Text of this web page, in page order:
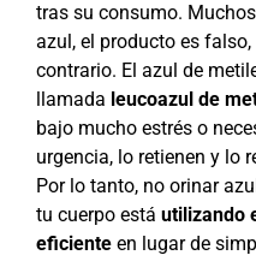
tras su consumo.
azul, el producto es
contrario. El azul de
llamada leucoazul de
bajo mucho estrés o
urgencia, lo retienen y lo
Por lo tanto, no orinar
tu cuerpo está utilizando
eficienteen lugar de